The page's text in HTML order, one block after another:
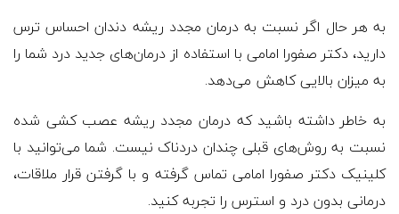
به هر حال اگر نسبت به درمان مجدد ریشه دندان احساس ترس
دارید، دکتر صفورا امامی با استفاده از درمان‌های جدید درد شما را
به میزان بالایی کاهش می‌دهد.
به خاطر داشته باشید که درمان مجدد ریشه عصب کشی شده
نسبت به روش‌های قبلی چندان دردناک نیست. شما می‌توانید با
کلینیک دکتر صفورا امامی تماس گرفته و با گرفتن قرار ملاقات،
درمانی بدون درد و استرس را تجربه کنید.